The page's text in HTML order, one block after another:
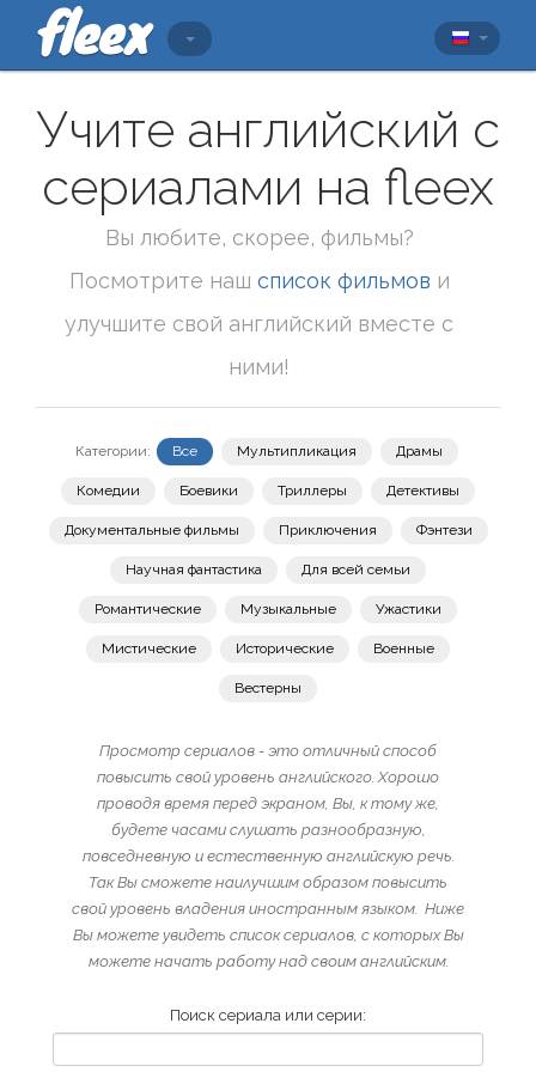
Учите английский с
сериалами на fleex
Вы любите, скорее, фильмы?
Посмотрите наш список фильмов и
улучшите свой английский вместе с
ними!
Категории: Все Мультипликация Драмы
Комедии Боевики Триллеры Детективы
Документальные фильмы Приключения Фэнтези
Научная фантастика Для всей семьи
Романтические Музыкальные Ужастики
Мистические Исторические Военные
Вестерны
Просмотр сериалов - это отличный способ
повысить свой уровень английского. Хорошо
проводя время перед экраном, Вы, к тому же,
будете часами слушать разнообразную,
повседневную и естественную английскую речь.
Так Вы сможете наилучшим образом повысить
свой уровень владения иностранным языком. Ниже
Вы можете увидеть список сериалов, с которых Вы
можете начать работу над своим английским.
Поиск сериала или серии: